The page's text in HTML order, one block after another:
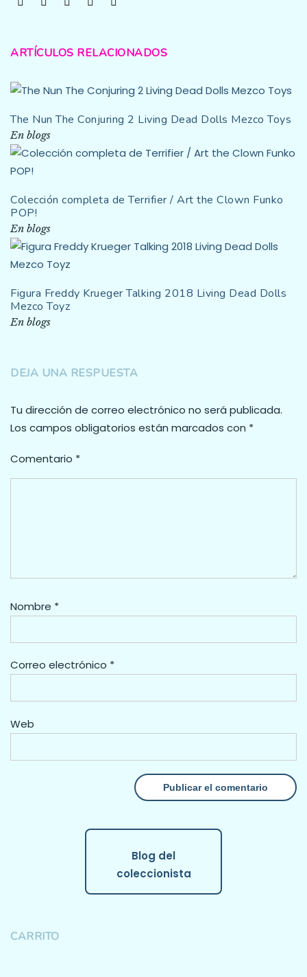
ARTÍCULOS RELACIONADOS
The Nun The Conjuring 2 Living Dead Dolls Mezco Toys
En blogs
Colección completa de Terrifier / Art the Clown Funko
POP!
En blogs
Figura Freddy Krueger Talking 2018 Living Dead Dolls
Mezco Toyz
En blogs
DEJA UNA RESPUESTA
Tu dirección de correo electrónico no será publicada.
Los campos obligatorios están marcados con *
Comentario *
Nombre *
Correo electrónico *
Web
Blog del
coleccionista
CARRITO